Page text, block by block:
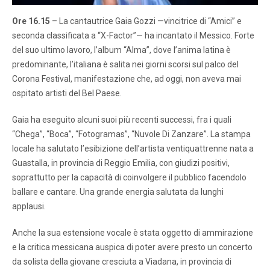
Ore 16.15 – La cantautrice Gaia Gozzi —vincitrice di “Amici” e
seconda classificata a “X-Factor”— ha incantato il Messico. Forte
del suo ultimo lavoro, l’album “Alma”, dove l’anima latina è
predominante, l’italiana è salita nei giorni scorsi sul palco del
Corona Festival, manifestazione che, ad oggi, non aveva mai
ospitato artisti del Bel Paese.
Gaia ha eseguito alcuni suoi più recenti successi, fra i quali
“Chega”, “Boca”, “Fotogramas”, “Nuvole Di Zanzare”. La stampa
locale ha salutato l’esibizione dell’artista ventiquattrenne nata a
Guastalla, in provincia di Reggio Emilia, con giudizi positivi,
soprattutto per la capacità di coinvolgere il pubblico facendolo
ballare e cantare. Una grande energia salutata da lunghi
applausi.
Anche la sua estensione vocale è stata oggetto di ammirazione
e la critica messicana auspica di poter avere presto un concerto
da solista della giovane cresciuta a Viadana, in provincia di